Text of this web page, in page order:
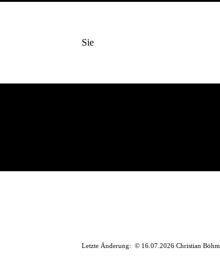
Sie
Letzte Änderung: © 16.07.2026 Christian Böhm